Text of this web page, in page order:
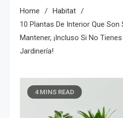
Home
Habitat
10 Plantas De Interior Que Son
Mantener, ¡incluso Si No
Jardinería!
4 MINS READ